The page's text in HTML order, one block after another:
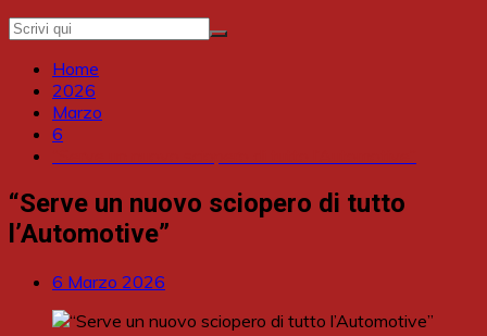
Home
2026
Marzo
6
“Serve un nuovo sciopero di tutto
l’Automotive”
6 Marzo 2026